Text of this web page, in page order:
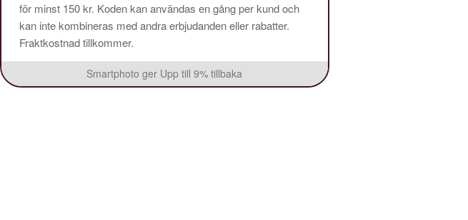
för minst 150 kr. Koden kan användas en gång per kund och
kan inte kombineras med andra erbjudanden eller rabatter.
Fraktkostnad tillkommer.
Smartphoto ger Upp till 9% tillbaka